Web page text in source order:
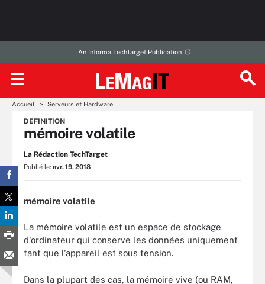
An Informa TechTarget Publication
Accueil Serveurs et Hardware
DEFINITION
mémoire volatile
La Rédaction TechTarget
Publié le: avr. 19, 2018
mémoire volatile
La mémoire volatile est un espace de stockage
d'ordinateur qui conserve les données uniquement
tant que l'appareil est sous tension.
Dans la plupart des cas, la mémoire vive (ou RAM,